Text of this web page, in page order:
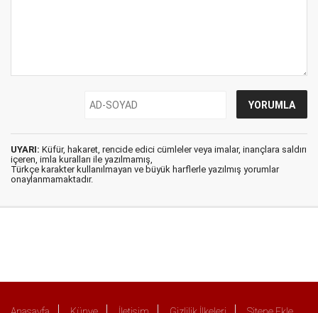
UYARI: Küfür, hakaret, rencide edici cümleler veya imalar, inançlara saldırı
içeren, imla kuralları ile yazılmamış,
Türkçe karakter kullanılmayan ve büyük harflerle yazılmış yorumlar
onaylanmamaktadır.